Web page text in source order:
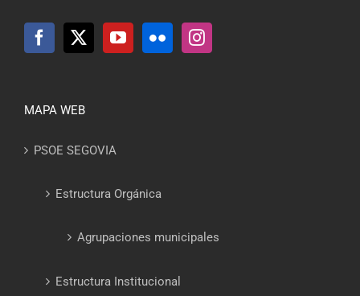
MAPA WEB
PSOE SEGOVIA
Estructura Orgánica
Agrupaciones municipales
Estructura Institucional